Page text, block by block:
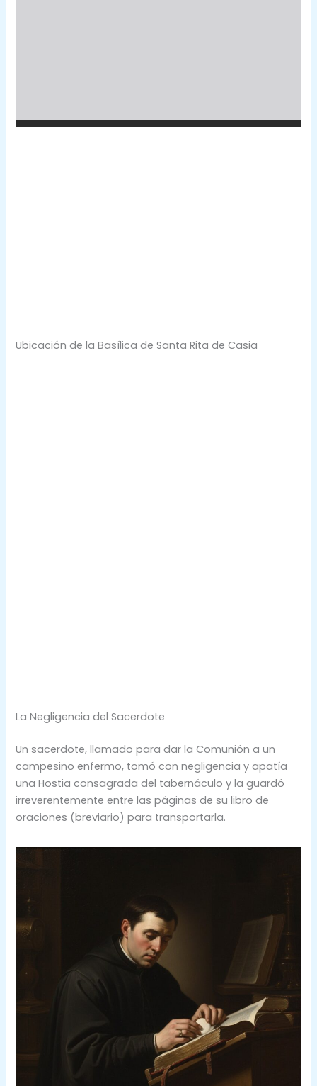
Ubicación de la Basílica de Santa Rita de Casia
La Negligencia del Sacerdote
Un sacerdote, llamado para dar la Comunión a un
campesino enfermo, tomó con negligencia y apatía
una Hostia consagrada del tabernáculo y la guardó
irreverentemente entre las páginas de su libro de
oraciones (breviario) para transportarla.